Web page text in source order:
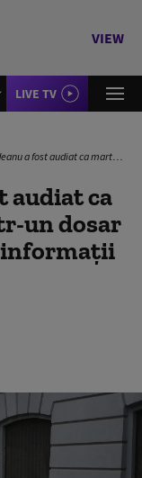
VIEW
LIVE TV
în instanţă, într-un dosar privind divulgarea de informaţii confidenţiale
audiat ca
un dosar
informaţii